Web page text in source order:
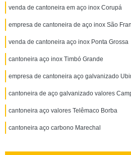
venda de cantoneira em aço inox Corupá
empresa de cantoneira de aço inox São
venda de cantoneira aço inox Ponta Grossa
cantoneira aço inox Timbó Grande
empresa de cantoneira aço galvanizado
cantoneira de aço galvanizado valores
cantoneira aço valores Telêmaco Borba
cantoneira aço carbono Marechal